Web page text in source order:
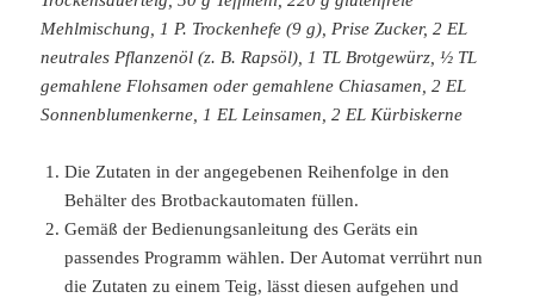
Mehlmischung, 1 P. Trockenhefe (9 g), Prise Zucker, 2 EL
neutrales Pflanzenöl (z. B. Rapsöl), 1 TL Brotgewürz, ½ TL
gemahlene Flohsamen oder gemahlene Chiasamen, 2 EL
Sonnenblumenkerne, 1 EL Leinsamen, 2 EL Kürbiskerne
Die Zutaten in der angegebenen Reihenfolge in den
Behälter des Brotbackautomaten füllen.
Gemäß der Bedienungsanleitung des Geräts ein
passendes Programm wählen. Der Automat verrührt nun
die Zutaten zu einem Teig, lässt diesen aufgehen und